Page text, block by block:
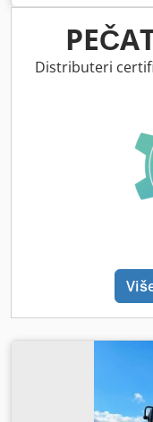
Distributeri